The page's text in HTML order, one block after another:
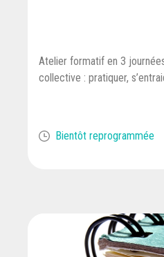
Atelier formatif en 3
collective : pratiquer,
Bientôt reprogrammée